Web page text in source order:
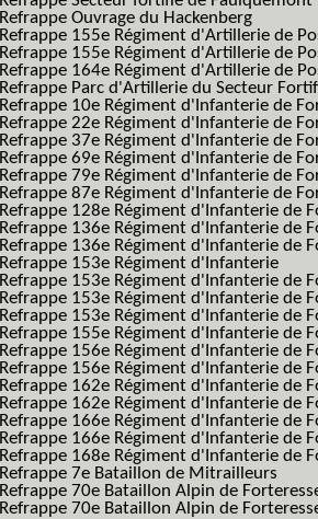
Refrappe Ouvrage du Hackenberg
Refrappe 155e Régiment d'Artillerie de
Refrappe 155e Régiment d'Artillerie de
Refrappe 164e Régiment d'Artillerie de
Refrappe Parc d'Artillerie du Secteur
Refrappe 10e Régiment d'Infanterie de
Refrappe 22e Régiment d'Infanterie de
Refrappe 37e Régiment d'Infanterie de
Refrappe 69e Régiment d'Infanterie de
Refrappe 79e Régiment d'Infanterie de
Refrappe 87e Régiment d'Infanterie de
Refrappe 128e Régiment d'Infanterie de
Refrappe 136e Régiment d'Infanterie de
Refrappe 136e Régiment d'Infanterie de
Refrappe 153e Régiment d'Infanterie
Refrappe 153e Régiment d'Infanterie de
Refrappe 153e Régiment d'Infanterie de
Refrappe 153e Régiment d'Infanterie de
Refrappe 155e Régiment d'Infanterie de
Refrappe 156e Régiment d'Infanterie de
Refrappe 156e Régiment d'Infanterie de
Refrappe 162e Régiment d'Infanterie de
Refrappe 162e Régiment d'Infanterie de
Refrappe 166e Régiment d'Infanterie de
Refrappe 166e Régiment d'Infanterie de
Refrappe 168e Régiment d'Infanterie de
Refrappe 7e Bataillon de Mitrailleurs
Refrappe 70e Bataillon Alpin de
Refrappe 70e Bataillon Alpin de